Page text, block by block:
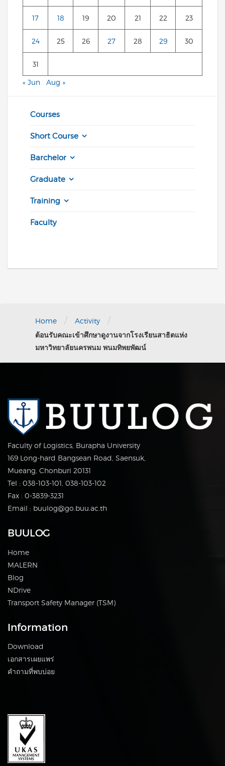
17 18 19 20 21 22 23
24 25 26 27 28 29 30
31
« Jun Aug »
Courses
Short Course
Barchelor
Graduate
Training
Faculty
Home / Activity /
ต้อนรับคณะเข้าศึกษาดูงานจากโรงเรียนสาธิตแห่ง
มหาวิทยาลัยนครพนม พนมทิพยพัฒน์
Faculty of Logistics, Burapha University
169 Long-hard Bangsean Road, Saensuk,
Mueang, Chonburi 20131
Tel : 038-103-101, 038-103-102
Fax : 0-3839-3231
Email : buulog@go.buu.ac.th
BUULOG
Home
MALERN
Blog
NDrive
Transport Safety Manager (TSM)
Information
Download
เอกสารเผยแพร่
คำถามที่พบบ่อย